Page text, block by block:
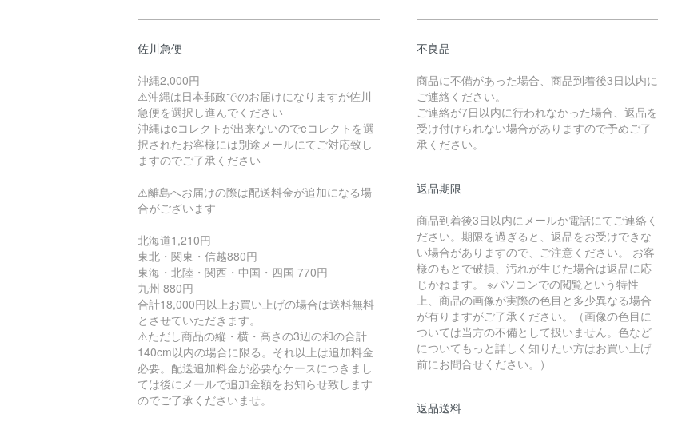
佐川急便
沖縄2,000円
⚠️沖縄は日本郵政でのお届けになりますが佐川
急便を選択し進んでください
沖縄はeコレクトが出来ないのでeコレクトを選
択されたお客様には別途メールにてご対応致し
ますのでご了承ください
⚠️離島へお届けの際は配送料金が追加になる場
合がございます
北海道1,210円
東北・関東・信越880円
東海・北陸・関西・中国・四国 770円
九州 880円
合計18,000円以上お買い上げの場合は送料無料
とさせていただきます。
⚠️ただし商品の縦・横・高さの3辺の和の合計
140cm以内の場合に限る。それ以上は追加料金
必要。配送追加料金が必要なケースにつきまし
ては後にメールで追加金額をお知らせ致します
のでご了承くださいませ。
不良品
商品に不備があった場合、商品到着後3日以内に
ご連絡ください。
ご連絡が7日以内に行われなかった場合、返品を
受け付けられない場合がありますので予めご了
承ください。
返品期限
商品到着後3日以内にメールか電話にてご連絡く
ださい。期限を過ぎると、返品をお受けできな
い場合がありますので、ご注意ください。 お客
様のもとで破損、汚れが生じた場合は返品に応
じかねます。 ※パソコンでの閲覧という特性
上、商品の画像が実際の色目と多少異なる場合
が有りますがご了承ください。（画像の色目に
ついては当方の不備として扱いません。色など
についてもっと詳しく知りたい方はお買い上げ
前にお問合せください。）
返品送料